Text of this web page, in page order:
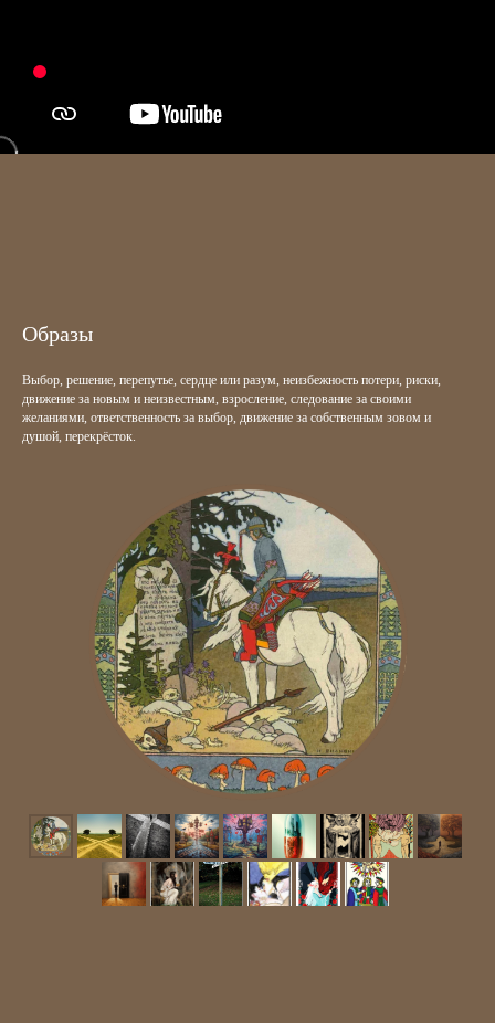
Образы
Выбор, решение, перепутье, сердце или разум, неизбежность потери, риски,
движение за новым и неизвестным, взросление, следование за своими
желаниями, ответственность за выбор, движение за собственным зовом и
душой, перекрёсток.